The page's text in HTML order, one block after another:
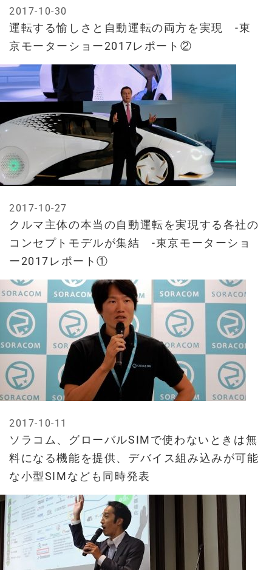
運転する愉しさと自動運転の両方を実現 -東
京モーターショー2017レポート②
2017-10-30
クルマ主体の本当の自動運転を実現する各社の
コンセプトモデルが集結 -東京モーターショ
ー2017レポート①
2017-10-27
ソラコム、グローバルSIMで使わないときは無
料になる機能を提供、デバイス組み込みが可能
な小型SIMなども同時発表
2017-10-11